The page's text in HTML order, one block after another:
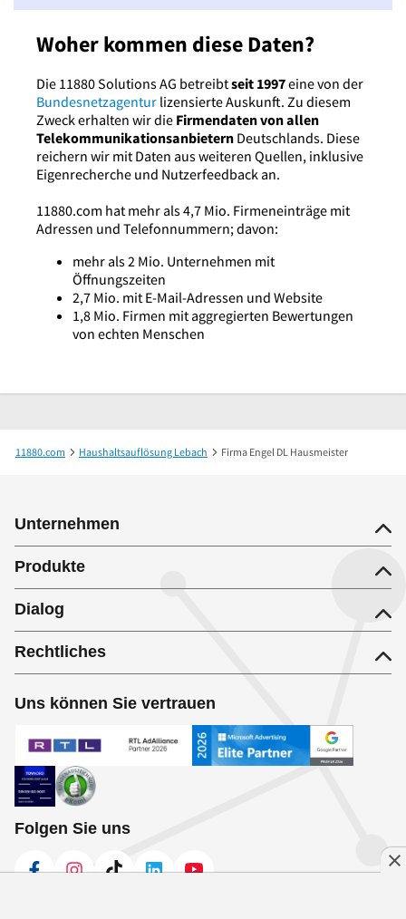
Woher kommen diese Daten?
Die 11880 Solutions AG betreibtseit 1997eine von der
Bundesnetzagentur lizensierte Auskunft. Zu diesem
Zweck erhalten wir die Firmendaten von allen
Telekommunikationsanbietern Deutschlands. Diese
reichern wir mit Daten aus weiteren Quellen, inklusive
Eigenrecherche und Nutzerfeedback an.
11880.com hat mehr als 4,7 Mio. Firmeneinträge mit
Adressen und Telefonnummern; davon:
mehr als 2 Mio. Unternehmen mit
Öffnungszeiten
2,7 Mio. mit E-Mail-Adressen und Website
1,8 Mio. Firmen mit aggregierten Bewertungen
von echten Menschen
11880.com Haushaltsauflösung Lebach Firma Engel DL Hausmeister
Unternehmen
Produkte
Dialog
Rechtliches
Uns können Sie vertrauen
Folgen Sie uns